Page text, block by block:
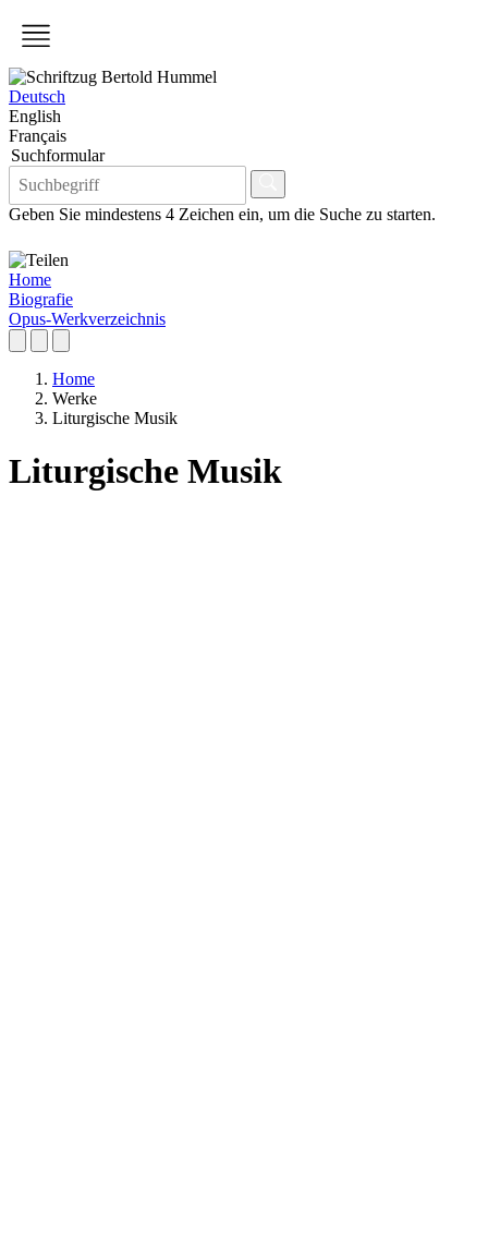
Deutsch
English
Français
Suchformular
Geben Sie mindestens 4 Zeichen ein, um die Suche zu starten.
Home
Biografie
Opus-Werkverzeichnis
Home
Werke
Liturgische Musik
Liturgische Musik